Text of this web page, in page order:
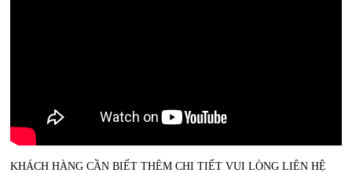
KHÁCH HÀNG CẦN BIẾT THÊM CHI TIẾT VUI LÒNG LIÊN HỆ